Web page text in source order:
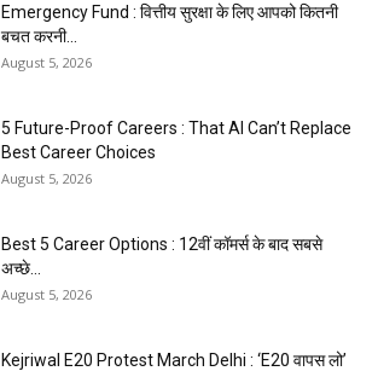
Emergency Fund : वित्तीय सुरक्षा के लिए आपको कितनी
बचत करनी...
August 5, 2026
5 Future-Proof Careers : That AI Can’t Replace
Best Career Choices
August 5, 2026
Best 5 Career Options : 12वीं कॉमर्स के बाद सबसे
अच्छे...
August 5, 2026
Kejriwal E20 Protest March Delhi : ‘E20 वापस लो’